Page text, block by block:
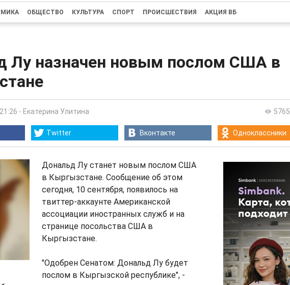
ОБЩЕСТВО КУЛЬТУРА СПОРТ ПРОИСШЕСТВИЯ АКЦИЯ ВБ
Лу назначен новым послом США в
5765
- Екатерина Улитина
Twitter Вконтакте Одноклассники
Дональд Лу станет новым послом США
в Кыргызстане. Сообщение об этом
сегодня, 10 сентября, появилось на
твиттер-аккаунте Американской
ассоциации иностранных служб и на
странице посольства США в
Кыргызстане.
"Одобрен Сенатом: Дональд Лу будет
послом в Кыргызской республике", -